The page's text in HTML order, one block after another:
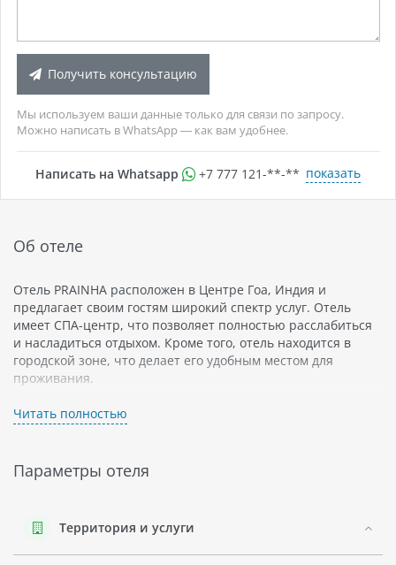
Получить консультацию
Мы используем ваши данные только для связи по запросу.
Можно написать в WhatsApp — как вам удобнее.
Написать на Whatsapp +7 777 121-**-** показать
Об отеле
Отель PRAINHA расположен в Центре Гоа, Индия и
предлагает своим гостям широкий спектр услуг. Отель
имеет СПА-центр, что позволяет полностью расслабиться
и насладиться отдыхом. Кроме того, отель находится в
городской зоне, что делает его удобным местом для
проживания.
Центр Гоа - это уникальный регион с множеством
достопримечательностей и развлечений. Здесь можно
Центре Гоа.
Читать полностью
Параметры отеля
Территория и услуги